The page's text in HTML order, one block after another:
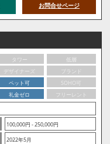
お問合せページ
タワー
低層
デザイナーズ
ブランド
ペット可
SOHO可
礼金ゼロ
フリーレント
100,000円 - 250,000円
2022年5月